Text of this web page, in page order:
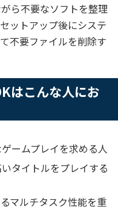
ら不要なソフトを整理
ットアップ後にシステ
不要ファイルを削除す
はこんな人にお
ームプレイを求める人
タイトルをプレイする
マルチタスク性能を重